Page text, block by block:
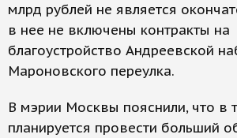
млрд рублей не является
в нее не включены контракты на
благоустройство Андреевской
Мароновского переулка.
В мэрии Москвы пояснили, что в
планируется провести больший